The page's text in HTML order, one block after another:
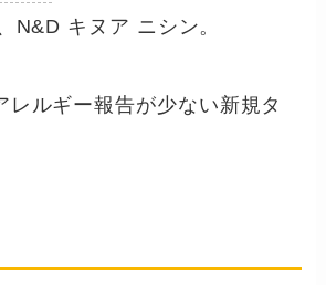
N&D キヌア ニシン。
レルギー報告が少ない新規タ